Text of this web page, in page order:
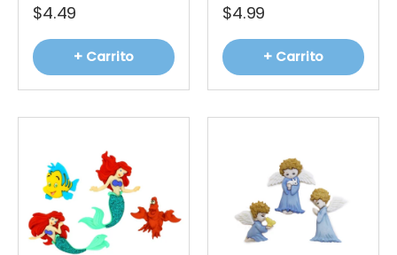
$4.49
+ Carrito
$4.99
+ Carrito